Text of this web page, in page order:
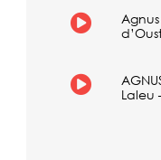
Laleu